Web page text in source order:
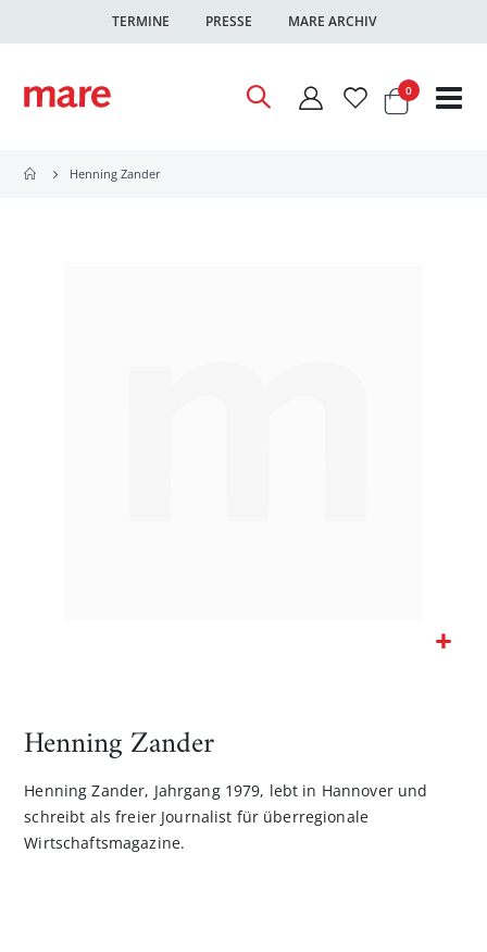
TERMINE PRESSE MARE ARCHIV
Warenkorb
0Artikel
Henning Zander
Bildgalerie
Henning Zander
Henning Zander, Jahrgang 1979, lebt in Hannover und
schreibt als freier Journalist für überregionale
Wirtschaftsmagazine.